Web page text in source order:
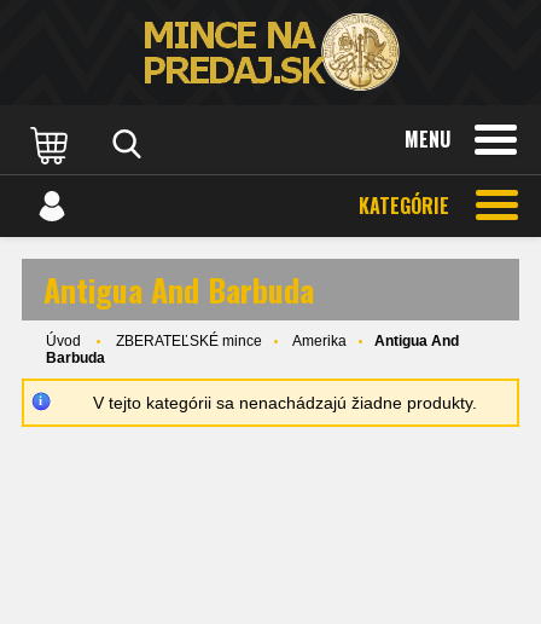
MENU
KATEGÓRIE
Antigua And Barbuda
Úvod ZBERATEĽSKÉ mince Amerika
Antigua And
Barbuda
V tejto kategórii sa nenachádzajú žiadne produkty.